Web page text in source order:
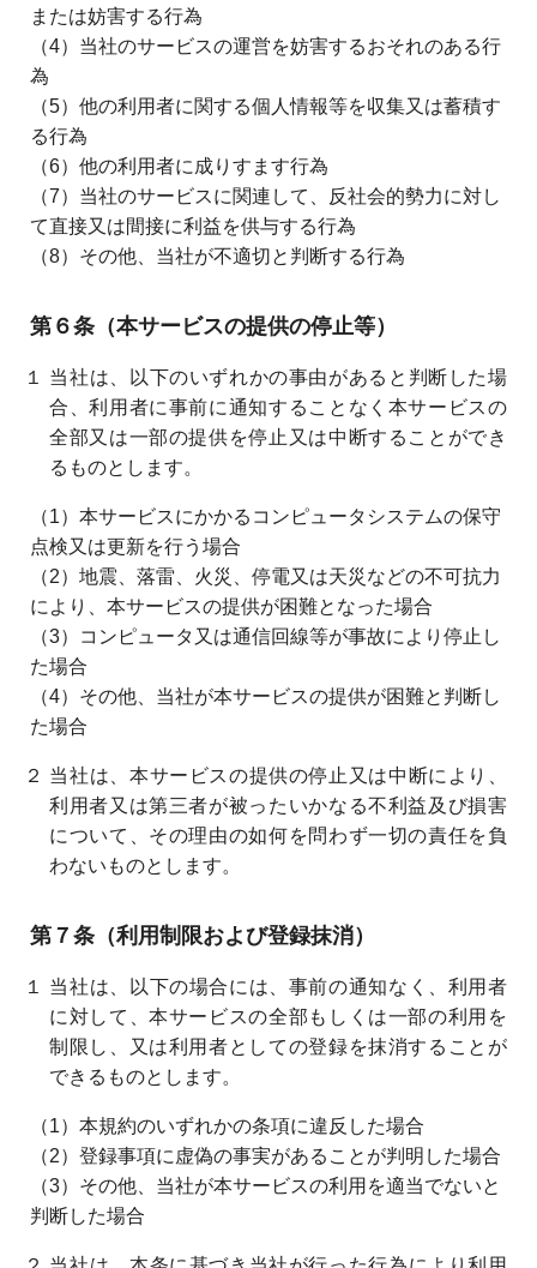
または妨害する行為
（4）当社のサービスの運営を妨害するおそれのある行
為
（5）他の利用者に関する個人情報等を収集又は蓄積す
る行為
（6）他の利用者に成りすます行為
（7）当社のサービスに関連して、反社会的勢力に対し
て直接又は間接に利益を供与する行為
（8）その他、当社が不適切と判断する行為
第６条（本サービスの提供の停止等）
１ 当社は、以下のいずれかの事由があると判断した場
合、利用者に事前に通知することなく本サービスの
全部又は一部の提供を停止又は中断することができ
るものとします。
（1）本サービスにかかるコンピュータシステムの保守
点検又は更新を行う場合
（2）地震、落雷、火災、停電又は天災などの不可抗力
により、本サービスの提供が困難となった場合
（3）コンピュータ又は通信回線等が事故により停止し
た場合
（4）その他、当社が本サービスの提供が困難と判断し
た場合
２ 当社は、本サービスの提供の停止又は中断により、
利用者又は第三者が被ったいかなる不利益及び損害
について、その理由の如何を問わず一切の責任を負
わないものとします。
第７条（利用制限および登録抹消）
１ 当社は、以下の場合には、事前の通知なく、利用者
に対して、本サービスの全部もしくは一部の利用を
制限し、又は利用者としての登録を抹消することが
できるものとします。
（1）本規約のいずれかの条項に違反した場合
（2）登録事項に虚偽の事実があることが判明した場合
（3）その他、当社が本サービスの利用を適当でないと
判断した場合